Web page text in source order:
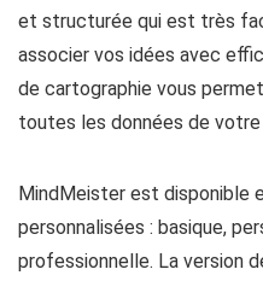
et structurée qui est très
associer vos idées avec
de cartographie vous
toutes les données de
MindMeister est disponible
personnalisées : basique,
professionnelle. La version